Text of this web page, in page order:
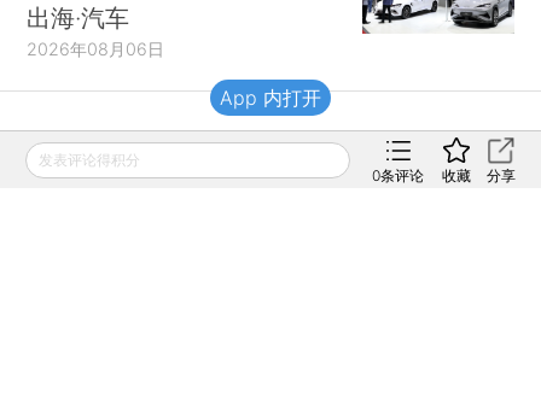
出海·汽车
2026年08月06日
财新移动
发表评论得积分
0条评论 收藏 分享
App 内打开